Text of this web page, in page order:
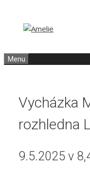
obsah
obsah
Menu
Vycházka
rozhledna
9.5.2025 v